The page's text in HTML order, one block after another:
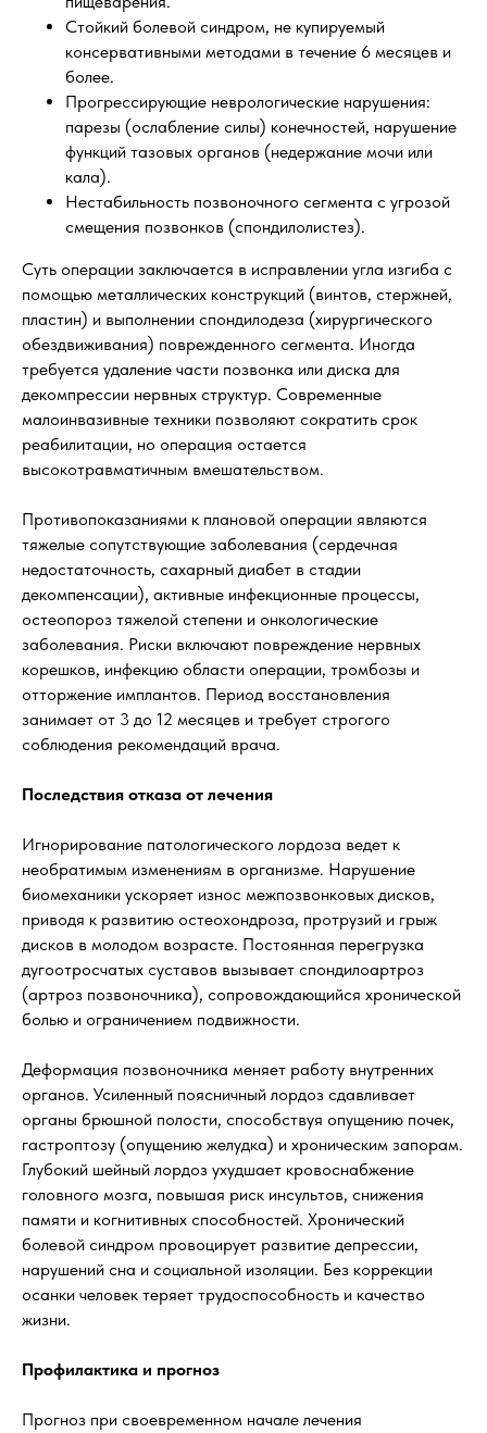
Стойкий болевой синдром, не купируемый
консервативными методами в течение 6 месяцев и
более.
Прогрессирующие неврологические нарушения:
парезы (ослабление силы) конечностей, нарушение
функций тазовых органов (недержание мочи или
кала).
Нестабильность позвоночного сегмента с угрозой
смещения позвонков (спондилолистез).
Суть операции заключается в исправлении угла изгиба с
помощью металлических конструкций (винтов, стержней,
пластин) и выполнении спондилодеза (хирургического
обездвиживания) поврежденного сегмента. Иногда
требуется удаление части позвонка или диска для
декомпрессии нервных структур. Современные
малоинвазивные техники позволяют сократить срок
реабилитации, но операция остается
высокотравматичным вмешательством.
Противопоказаниями к плановой операции являются
тяжелые сопутствующие заболевания (сердечная
недостаточность, сахарный диабет в стадии
декомпенсации), активные инфекционные процессы,
остеопороз тяжелой степени и онкологические
заболевания. Риски включают повреждение нервных
корешков, инфекцию области операции, тромбозы и
отторжение имплантов. Период восстановления
занимает от 3 до 12 месяцев и требует строгого
соблюдения рекомендаций врача.
Последствия отказа от лечения
Игнорирование патологического лордоза ведет к
необратимым изменениям в организме. Нарушение
биомеханики ускоряет износ межпозвонковых дисков,
приводя к развитию остеохондроза, протрузий и грыж
дисков в молодом возрасте. Постоянная перегрузка
дугоотросчатых суставов вызывает спондилоартроз
(артроз позвоночника), сопровождающийся хронической
болью и ограничением подвижности.
Деформация позвоночника меняет работу внутренних
органов. Усиленный поясничный лордоз сдавливает
органы брюшной полости, способствуя опущению почек,
гастроптозу (опущению желудка) и хроническим запорам.
Глубокий шейный лордоз ухудшает кровоснабжение
головного мозга, повышая риск инсультов, снижения
памяти и когнитивных способностей. Хронический
болевой синдром провоцирует развитие депрессии,
нарушений сна и социальной изоляции. Без коррекции
осанки человек теряет трудоспособность и качество
жизни.
Профилактика и прогноз
Прогноз при своевременном начале лечения